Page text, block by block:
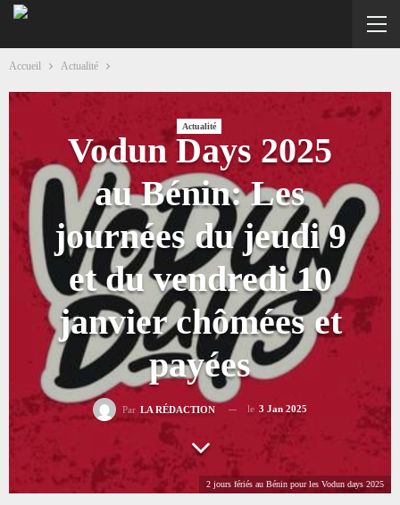
Accueil Actualité
Actualité
Vodun Days 2025
au Bénin: Les
journées du jeudi 9
et du vendredi 10
janvier chômées et
payées
Par LA RÉDACTION le 3 Jan 2025
2 jours fériés au Bénin pour les Vodun days 2025